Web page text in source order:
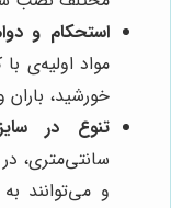
استحکام و
مواد اولیه‌ی
خورشید، باران
تنوع در
سانتی‌متری،
و می‌توانند